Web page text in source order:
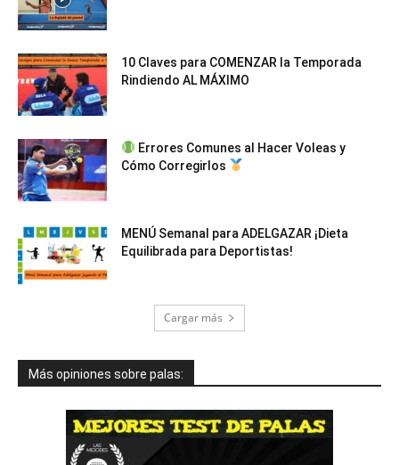
10 Claves para COMENZAR la Temporada
Rindiendo AL MÁXIMO
Errores Comunes al Hacer Voleas y
Cómo Corregirlos
MENÚ Semanal para ADELGAZAR ¡Dieta
Equilibrada para Deportistas!
Cargar más
Más opiniones sobre palas: